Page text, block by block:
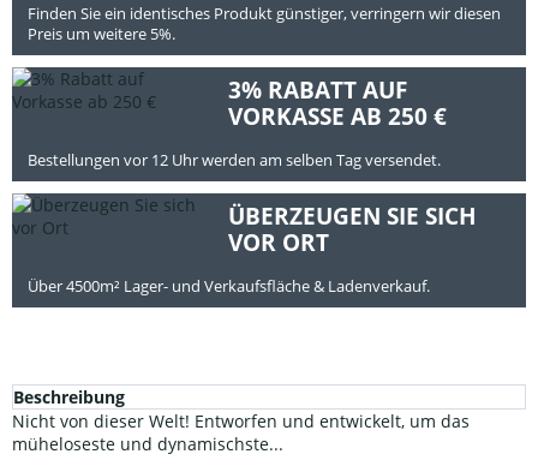
Finden Sie ein identisches Produkt günstiger, verringern wir diesen
Preis um weitere 5%.
3% RABATT AUF
VORKASSE AB 250 €
Bestellungen vor 12 Uhr werden am selben Tag versendet.
ÜBERZEUGEN SIE SICH
VOR ORT
Über 4500m² Lager- und Verkaufsfläche & Ladenverkauf.
Beschreibung
Nicht von dieser Welt! Entworfen und entwickelt, um das
müheloseste und dynamischste...